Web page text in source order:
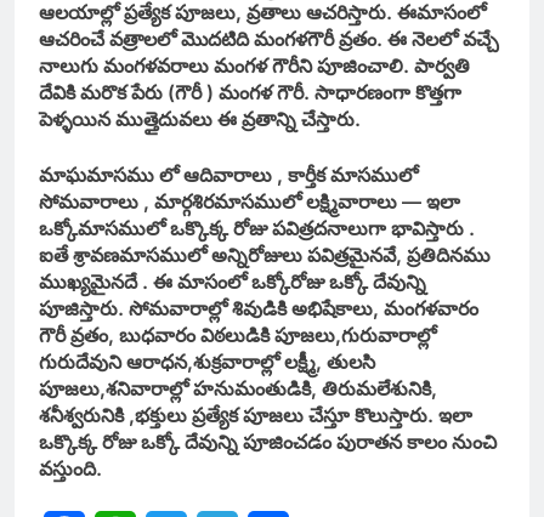
ఆలయాల్లో ప్రత్యేక పూజలు, వ్రతాలు ఆచరిస్తారు. ఈమాసంలో
ఆచరించే వత్రాలలో మొదటిది మంగళగౌరీ వ్రతం. ఈ నెలలో వచ్చే
నాలుగు మంగళవరాలు మంగళ గౌరీని పూజించాలి. పార్వతి
దేవికి మరొక పేరు (గౌరీ ) మంగళ గౌరీ. సాధారణంగా కొత్తగా
పెళ్ళయిన ముత్తైదువలు ఈ వ్రతాన్ని చేస్తారు.
మాఘమాసము లో ఆదివారాలు , కార్తీక మాసములో
సోమవారాలు , మార్గశిరమాసములో లక్ష్మివారాలు — ఇలా
ఒక్కోమాసములో ఒక్కొక్క రోజు పవిత్రదనాలుగా భావిస్తారు .
ఐతే శ్రావణమాసములో అన్నిరోజులు పవిత్రమైనవే, ప్రతిదినము
ముఖ్యమైనదే . ఈ మాసంలో ఒక్కోరోజు ఒక్కో దేవున్ని
పూజిస్తారు. సోమవారాల్లో శివుడికి అభిషేకాలు, మంగళవారం
గౌరీ వ్రతం, బుధవారం విఠలుడికి పూజలు,గురువారాల్లో
గురుదేవుని ఆరాధన,శుక్రవారాల్లో లక్ష్మీ, తులసి
పూజలు,శనివారాల్లో హనుమంతుడికి, తిరుమలేశునికి,
శనీశ్వరునికి ,భక్తులు ప్రత్యేక పూజలు చేస్తూ కొలుస్తారు. ఇలా
ఒక్కొక్క రోజు ఒక్కో దేవున్ని పూజించడం పురాతన కాలం నుంచి
వస్తుంది.